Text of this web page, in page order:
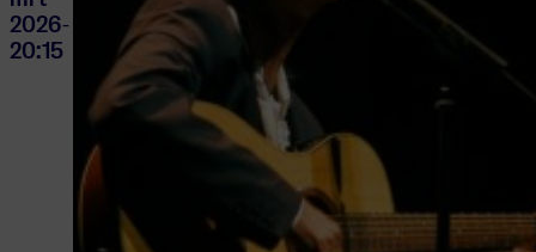
2026-
20:15